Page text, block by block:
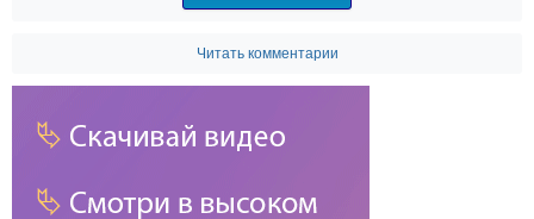
Читать комментарии